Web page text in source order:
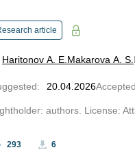
article
Haritonov A. E. Makarova A. S.
: 20.04.2026Accepted
authors. License:
293 6